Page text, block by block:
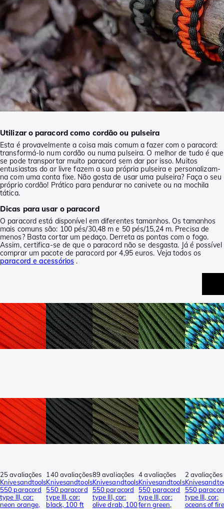
Utilizar o paracord como cordão ou pulseira
Esta é provavelmente a coisa mais comum a fazer com o paracord:
transformá-lo num cordão ou numa pulseira. O melhor de tudo é que
se pode transportar muito paracord sem dar por isso. Muitos
entusiastas do ar livre fazem a sua própria pulseira e personalizam-
na com uma conta fixe. Não gosta de usar uma pulseira? Faça o seu
próprio cordão! Prático para pendurar no canivete ou na mochila
tática.
Dicas para usar o paracord
O paracord está disponível em diferentes tamanhos. Os tamanhos
mais comuns são: 100 pés/30,48 m e 50 pés/15,24 m. Precisa de
menos? Basta cortar um pedaço. Derreta as pontas com o fogo.
Assim, certifica-se de que o paracord não se desgasta. Já é possível
comprar um pacote de paracord por 4,95 euros. Veja todos os
paracord e acessórios .
25 avaliações
Knivesandtools
550 paracord
type III, cor:
neon orange,
140 avaliações
Knivesandtools
550 paracord
type III, cor:
black, 100 ft
89 avaliações
Knivesandtools
550 paracord
type III, cor:
olive drab, 100
4 avaliações
Knivesandtools
550 paracord
type III, cor:
fern green,
2 avaliações
550
type III, cor:
oceans of